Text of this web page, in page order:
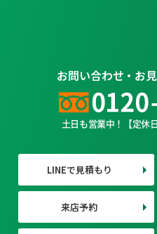
お問い合わせ・お
土日も営業中！【定休
LINEで見積もり
来店予約